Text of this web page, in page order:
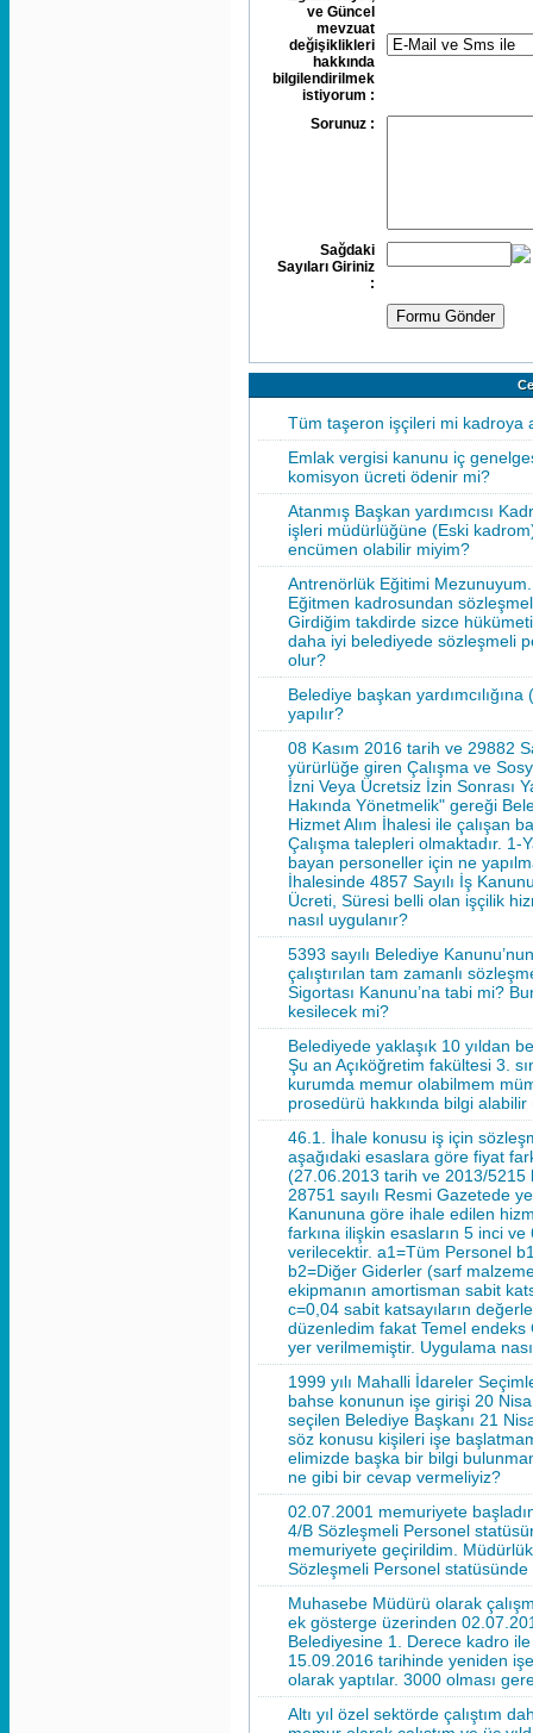
ve Güncel
mevzuat
değişiklikleri
hakkında
bilgilendirilmek
istiyorum :
Sorunuz :
Sağdaki
Sayıları Giriniz
:
Tüm taşeron işçileri mi kadroya
Emlak vergisi kanunu iç
komisyon ücreti ödenir mi?
Atanmış Başkan yardımcısı
işleri müdürlüğüne (Eski
encümen olabilir miyim?
Antrenörlük Eğitimi Mezunuyum.
Eğitmen kadrosundan
Girdiğim takdirde sizce
daha iyi belediyede sözleşmeli
olur?
Belediye başkan
yapılır?
08 Kasım 2016 tarih ve 29882
yürürlüğe giren Çalışma ve
İzni Veya Ücretsiz İzin Sonrası
Hakında Yönetmelik" gereği
Hizmet Alım İhalesi ile çalışan
Çalışma talepleri olmaktadır. 1-
bayan personeller için ne
İhalesinde 4857 Sayılı İş
Ücreti, Süresi belli olan işçilik
nasıl uygulanır?
5393 sayılı Belediye
çalıştırılan tam zamanlı
Sigortası Kanunu’na tabi mi?
kesilecek mi?
Belediyede yaklaşık 10 yıldan
Şu an Açıköğretim fakültesi 3.
kurumda memur olabilmem
prosedürü hakkında bilgi alabilir
46.1. İhale konusu iş için
aşağıdaki esaslara göre fiyat
(27.06.2013 tarih ve 2013/5215
28751 sayılı Resmi Gazetede
Kanununa göre ihale edilen
farkına ilişkin esasların 5 inci
verilecektir. a1=Tüm Personel
b2=Diğer Giderler (sarf
ekipmanın amortisman sabit
c=0,04 sabit katsayıların
düzenledim fakat Temel
yer verilmemiştir. Uygulama
1999 yılı Mahalli İdareler
bahse konunun işe girişi 20
seçilen Belediye Başkanı 21
söz konusu kişileri işe
elimizde başka bir bilgi
ne gibi bir cevap vermeliyiz?
02.07.2001 memuriyete
4/B Sözleşmeli Personel
memuriyete geçirildim.
Sözleşmeli Personel statüsünde
Muhasebe Müdürü olarak
ek gösterge üzerinden
Belediyesine 1. Derece kadro
15.09.2016 tarihinde yeniden
olarak yaptılar. 3000 olması
Altı yıl özel sektörde çalıştım